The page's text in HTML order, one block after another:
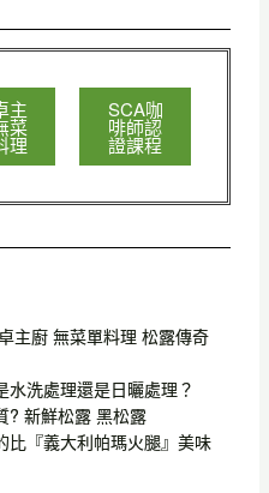
主
菜
理
SCA咖
啡師認
證課程
主廚 無菜單料理 松露傳奇
洗處理還是日曬處理？
? 新鮮松露 黑松露
比『義大利帕瑪火腿』美味